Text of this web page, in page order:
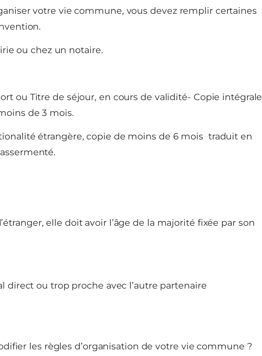
votre vie commune, vous devez remplir certaines
ou chez un notaire.
ou Titre de séjour, en cours de validité- Copie intégrale
de 3 mois.
étrangère, copie de moins de 6 mois traduit en
elle doit avoir l’âge de la majorité fixée par son
direct ou trop proche avec l’autre partenaire
les règles d’organisation de votre vie commune ?